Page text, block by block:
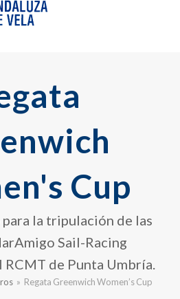
Cup
la tripulación de las
Sail-Racing
de Punta Umbría.
» Regata Greenwich Women’s Cup